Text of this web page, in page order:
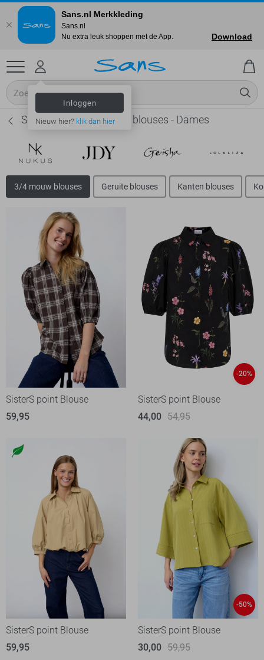
Inloggen
Nieuw hier? klik dan hier
SisterS point 3/4 mouw blouses - Dames
3/4 mouw blouses Geruite blouses Kanten blouses
SisterS point Blouse
59,95
-20%
SisterS point Blouse
44,00 54,95
SisterS point Blouse
59,95
-50%
SisterS point Blouse
30,00 59,95
Sans.nl Merkkleding
Sans.nl
Nu extra leuk shoppen met de App.
Download